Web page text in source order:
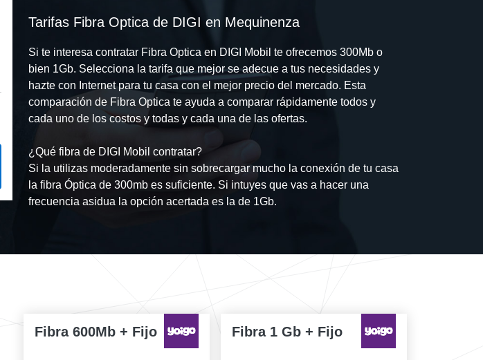
Tarifas Fibra Optica de DIGI en Mequinenza
Si te interesa contratar Fibra Optica en DIGI Mobil te ofrecemos 300Mb o
bien 1Gb. Selecciona la tarifa que mejor se adecue a tus necesidades y
hazte con Internet para tu casa con el mejor precio del mercado. Esta
comparación de Fibra Optica te ayuda a comparar rápidamente todos y
cada uno de los costos y todas y cada una de las ofertas.
¿Qué fibra de DIGI Mobil contratar?
Si la utilizas moderadamente sin sobrecargar mucho la conexión de tu casa
la fibra Óptica de 300mb es suficiente. Si intuyes que vas a hacer una
frecuencia asidua la opción acertada es la de 1Gb.
Fibra 600Mb + Fijo Fibra 1 Gb + Fijo